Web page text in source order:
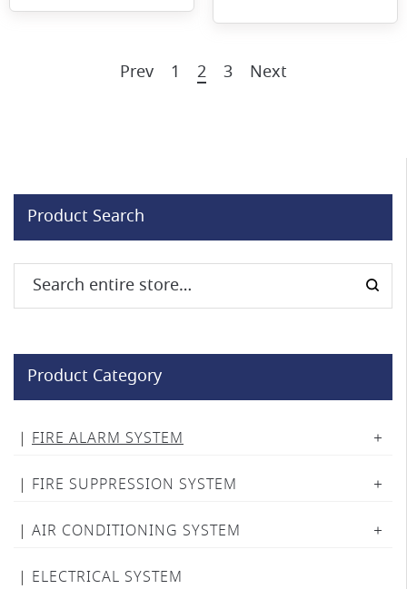
Prev 1 2 3 Next
Product Search
Product Category
FIRE ALARM SYSTEM
FIRE SUPPRESSION SYSTEM
AIR CONDITIONING SYSTEM
ELECTRICAL SYSTEM